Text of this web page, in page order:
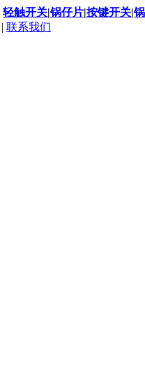
轻触开关|锅仔片|按键开关|
| 联系我们